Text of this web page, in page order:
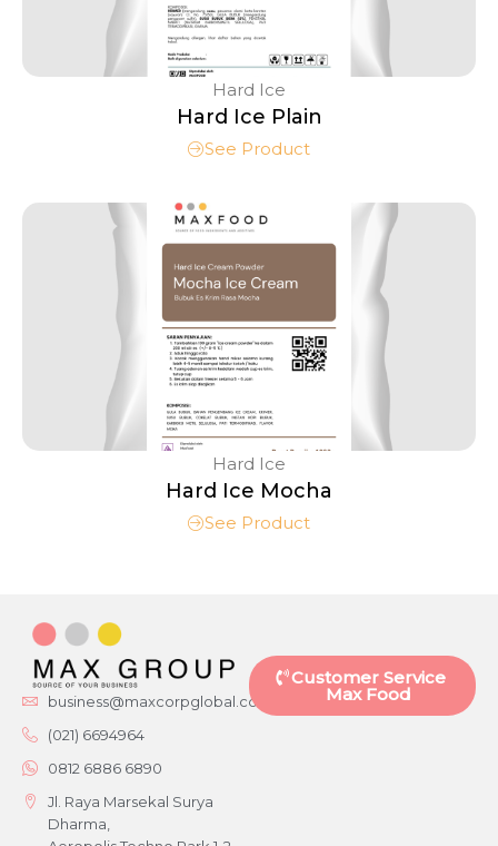
Hard Ice
Hard Ice Plain
See Product
Hard Ice
Hard Ice Mocha
See Product
business@maxcorpglobal.com
(021) 6694964
0812 6886 6890
Jl. Raya Marsekal Surya
Dharma,
Customer Service
Max Food